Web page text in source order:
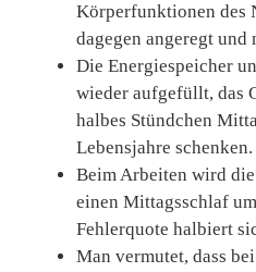
Körperfunktionen des
da­gegen angeregt und
Die Energiespeicher
wieder aufgefüllt, das
halbes Stündchen
Lebensjahre schenken.
Beim Arbeiten wird
einen Mittagsschlaf
Fehlerquote halbiert
Man vermutet, dass